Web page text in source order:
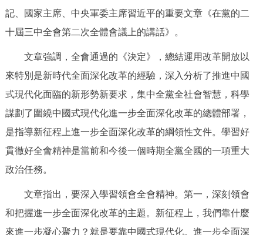
市領導 機構職能 政策服務
決策公開
政務服務
仲介服務 陽光政務
記、國家主席、中央軍委主席習近平的重要文章《在黨的二
十屆三中全會第二次全體會議上的講話》。
文章強調，全會通過的《決定》，總結運用改革開放以
來特別是新時代全面深化改革的經驗，深入分析了推進中國
式現代化面臨的新形勢新要求，集中全黨全社會智慧，科學
謀劃了圍繞中國式現代化進一步全面深化改革的總體部署，
是指導新征程上進一步全面深化改革的綱領性文件。學習好
貫徹好全會精神是當前和今後一個時期全黨全國的一項重大
政治任務。
文章指出，要深入學習領會全會精神。第一，深刻領會
和把握進一步全面深化改革的主題。新征程上，我們靠什麼
來進一步凝心聚力？就是要靠中國式現代化。進一步全面深